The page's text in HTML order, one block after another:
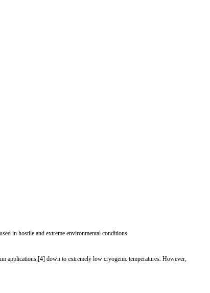
in hostile and extreme environmental conditions.
applications,[4] down to extremely low cryogenic temperatures. However,